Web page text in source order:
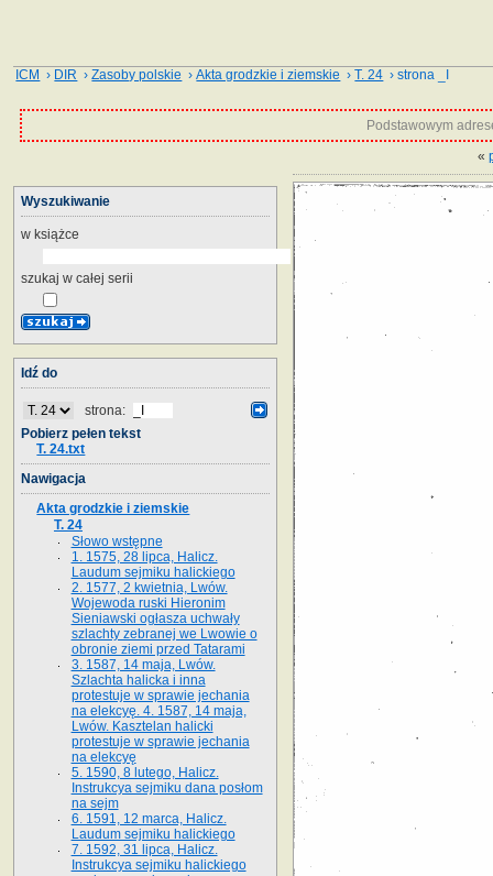
ICM › DIR ›Zasoby polskie ›Akta grodzkie i ziemskie ›T. 24 › strona _I
Podstawowym
«
Wyszukiwanie
w książce
szukaj w całej serii
Idź do
strona:
Pobierz pełen tekst
T. 24.txt
Nawigacja
Akta grodzkie i ziemskie
T. 24
Słowo wstępne
1. 1575, 28 lipca, Halicz.
Laudum sejmiku halickiego
2. 1577, 2 kwietnia, Lwów.
Wojewoda ruski Hieronim
Sieniawski ogłasza uchwały
szlachty zebranej we Lwowie o
obronie ziemi przed Tatarami
3. 1587, 14 maja, Lwów.
Szlachta halicka i inna
protestuje w sprawie jechania
na elekcyę. 4. 1587, 14 maja,
Lwów. Kasztelan halicki
protestuje w sprawie jechania
na elekcyę
5. 1590, 8 lutego, Halicz.
Instrukcya sejmiku dana posłom
na sejm
6. 1591, 12 marca, Halicz.
Laudum sejmiku halickiego
7. 1592, 31 lipca, Halicz.
Instrukcya sejmiku halickiego